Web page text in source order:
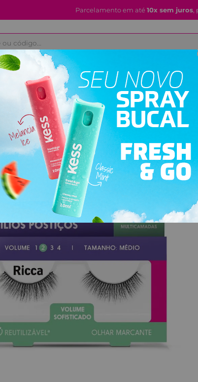
Parcelamento em até10x sem juros,
código...
KITS CABELOS FACIAL E LABIAL
Cílios 3D Volume Sofisticado Ricca